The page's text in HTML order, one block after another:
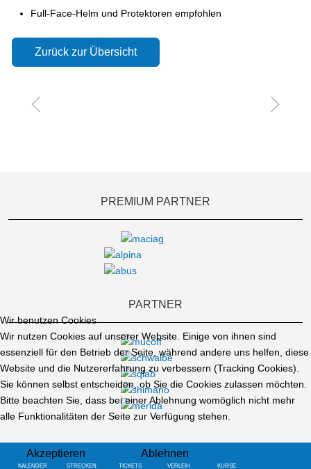
Full-Face-Helm und Protektoren empfohlen
Zurück zur Übersicht
PREMIUM PARTNER
PARTNER
KALENDER STRECKEN TICKETS VERLEIH KURSE
Wir benutzen Cookies
Wir nutzen Cookies auf unserer Website. Einige von ihnen sind
essenziell für den Betrieb der Seite, während andere uns helfen, diese
Website und die Nutzererfahrung zu verbessern (Tracking Cookies).
Sie können selbst entscheiden, ob Sie die Cookies zulassen möchten.
Bitte beachten Sie, dass bei einer Ablehnung womöglich nicht mehr
alle Funktionalitäten der Seite zur Verfügung stehen.
Akzeptieren Ablehnen